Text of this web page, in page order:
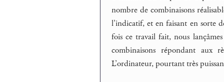
nombre de combinaisons
l’indicatif, et en faisant en sorte
fois ce travail fait, nous
combinaisons répondant aux
L’ordinateur, pourtant très